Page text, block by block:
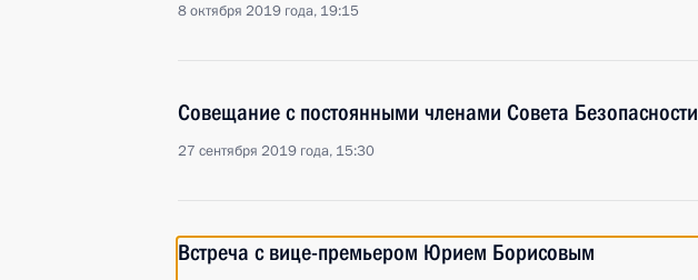
8 октября 2019 года, 19:15
Совещание с постоянными членами Совета Безопасности
27 сентября 2019 года, 15:30
Встреча с вице-премьером Юрием Борисовым